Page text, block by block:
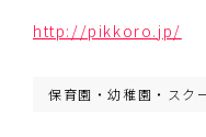
http://pikkoro.jp/
保育園・幼稚園・スク